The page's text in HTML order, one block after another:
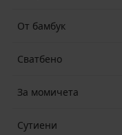
От бамбук
Сватбено
За момичета
Сутиени